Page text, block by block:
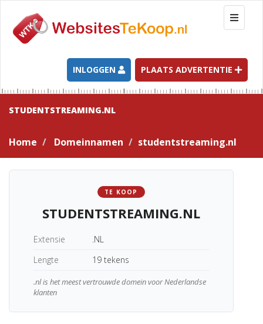
T
o
g
l
e
n
g
a
t
INLOGGEN PLAATS ADVERTENTIE
STUDENTSTREAMING.NL
Home Domeinnamen studentstreaming.nl
TE KOOP
STUDENTSTREAMING.NL
Extensie
.NL
Lengte
19 tekens
.nl is het meest vertrouwde domein voor Nederlandse
klanten